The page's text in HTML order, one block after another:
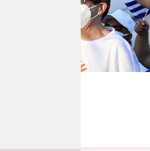
shop
fragen & hilfe
unterstützen